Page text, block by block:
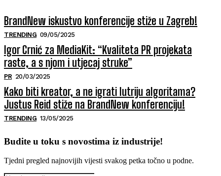
BrandNew iskustvo konferencije stiže u Zagreb!
TRENDING 09/05/2025
Igor Crnić za MediaKit: “Kvaliteta PR projekata
raste, a s njom i utjecaj struke”
PR 20/03/2025
Kako biti kreator, a ne igrati lutriju algoritama?
Justus Reid stiže na BrandNew konferenciju!
TRENDING 13/05/2025
Budite u toku s novostima iz industrije!
Tjedni pregled najnovijih vijesti svakog petka točno u podne.